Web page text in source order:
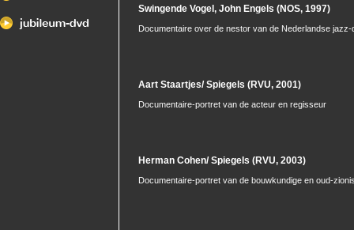
Swingende Vogel, John Engels (NOS, 1997)
Documentaire over de nestor van de Nederlandse
Aart Staartjes/ Spiegels (RVU, 2001)
Documentaire-portret van de acteur en regisseur
Herman Cohen/ Spiegels (RVU, 2003)
Documentaire-portret van de bouwkundige en oud-